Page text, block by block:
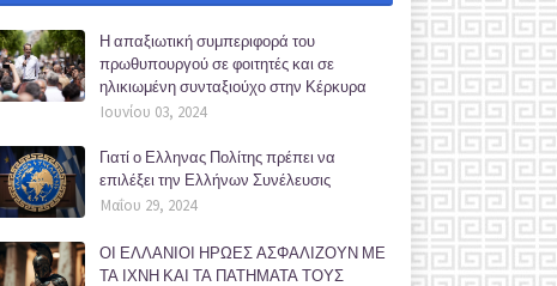
Η απαξιωτική συμπεριφορά του
πρωθυπουργού σε φοιτητές και σε
ηλικιωμένη συνταξιούχο στην Κέρκυρα
Ιουνίου 03, 2024
Γιατί ο Ελληνας Πολίτης πρέπει να
επιλέξει την Ελλήνων Συνέλευσις
Μαΐου 29, 2024
ΟΙ ΕΛΛΑΝΙΟΙ ΗΡΩΕΣ ΑΣΦΑΛΙΖΟΥΝ ΜΕ
ΤΑ ΙΧΝΗ ΚΑΙ ΤΑ ΠΑΤΗΜΑΤΑ ΤΟΥΣ